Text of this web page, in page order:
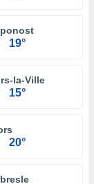
19°
la-Ville
15°
20°